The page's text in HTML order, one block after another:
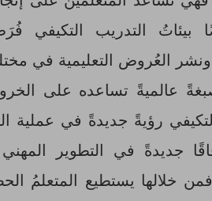
بيئاتُ التدريب التكيفي
ونشر العُروض التعليمية في
عالميةً تساعده على
رؤيةً جديدةً في عملية
جديدةً في التطوير
فمن خلالها يستطيع المتعلمُ